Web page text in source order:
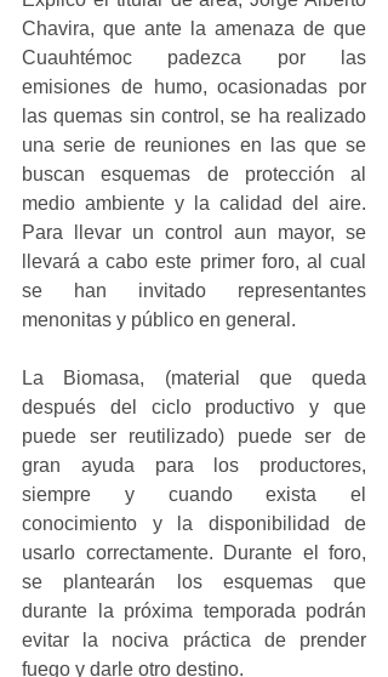
Chavira, que ante la amenaza de que
Cuauhtémoc padezca por las
emisiones de humo, ocasionadas por
las quemas sin control, se ha realizado
una serie de reuniones en las que se
buscan esquemas de protección al
medio ambiente y la calidad del aire.
Para llevar un control aun mayor, se
llevará a cabo este primer foro, al cual
se han invitado representantes
menonitas y público en general.
La Biomasa, (material que queda
después del ciclo productivo y que
puede ser reutilizado) puede ser de
gran ayuda para los productores,
siempre y cuando exista el
conocimiento y la disponibilidad de
usarlo correctamente. Durante el foro,
se plantearán los esquemas que
durante la próxima temporada podrán
evitar la nociva práctica de prender
fuego y darle otro destino.